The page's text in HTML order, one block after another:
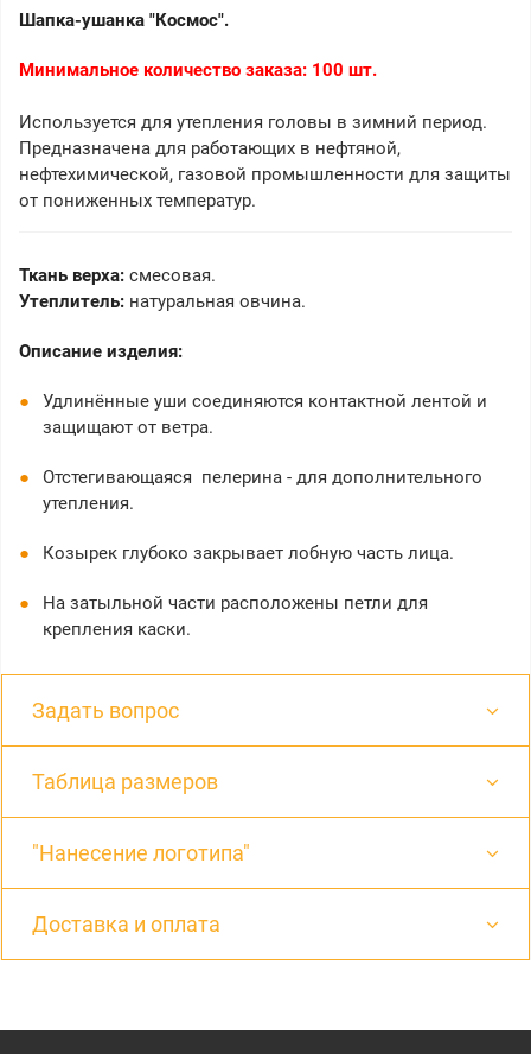
Шапка-ушанка "Космос".
Минимальное количество заказа: 100 шт.
Используется для утепления головы в зимний период.
Предназначена для работающих в нефтяной,
нефтехимической, газовой промышленности для защиты
от пониженных температур.
Ткань верха: смесовая.
Утеплитель: натуральная овчина.
Описание изделия:
Удлинённые уши соединяются контактной лентой и
защищают от ветра.
Отстегивающаяся пелерина - для дополнительного
утепления.
Козырек глубоко закрывает лобную часть лица.
На затыльной части расположены петли для
крепления каски.
Задать вопрос
Таблица размеров
"Нанесение логотипа"
Доставка и оплата